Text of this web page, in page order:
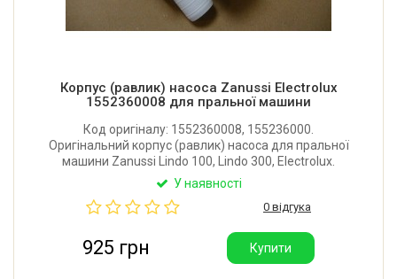
Корпус (равлик) насоса Zanussi Electrolux
1552360008 для пральної машини
Код оригіналу: 1552360008, 155236000.
Оригінальний корпус (равлик) насоса для пральної
машини Zanussi Lindo 100, Lindo 300, Electrolux.
Постачається без пробки-фільтра. Виробник: Італія.
У наявності
0 відгука
925 грн Купити